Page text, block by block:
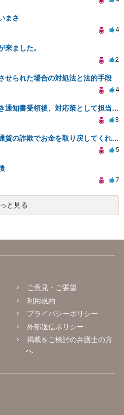
まさ
4
来ました。
2
せられた場合の対処法と法的手段
4
蓄電池業者の破産手続き通知書受領後、対応策として担当者への内容証明送付の可否について相談
3
どこか法テラスで仮想通貨の詐欺でお金を取り戻してくれる弁護士事務所教えてください。
5
7
と見る
ご意見・ご要望
利用規約
プライバシーポリシー
外部送信ポリシー
掲載をご検討の弁護士の方
へ